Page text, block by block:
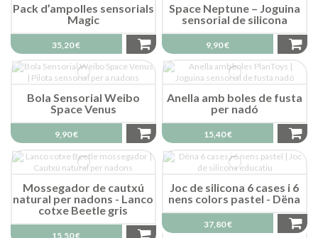
Pack d’ampolles sensorials
Magic
35,20 €
Space Neptune – Joguina
sensorial de silicona
9,90 €
Bola Sensorial Weibo
Space Venus
9,90 €
Anella amb boles de fusta
per nadó
15,40 €
Mossegador de cautxú
natural per nadons - Lanco
cotxe Beetle gris
15,50 €
Joc de silicona 6 cases i 6
nens colors pastel - Dëna
37,80 €